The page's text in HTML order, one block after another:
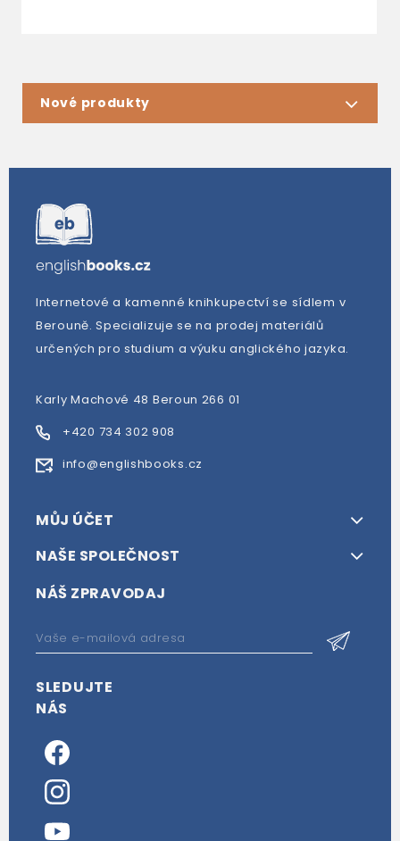
Nové produkty
Internetové a kamenné knihkupectví se sídlem v
Berouně. Specializuje se na prodej materiálů
určených pro studium a výuku anglického jazyka.
Karly Machové 48 Beroun 266 01
+420 734 302 908
info@englishbooks.cz
MŮJ ÚČET
NAŠE SPOLEČNOST
NÁŠ ZPRAVODAJ
SLEDUJTE
NÁS